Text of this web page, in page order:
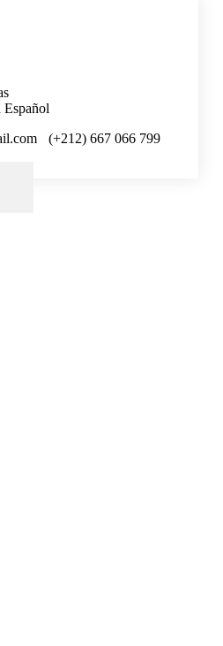
(+212) 667 066 799